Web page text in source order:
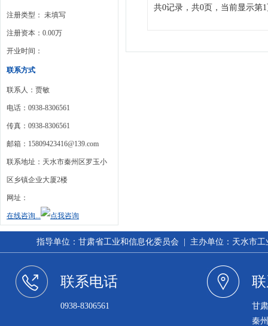
注册类型： 未填写
注册资本：0.00万
开业时间：
联系方式
联系人：贾敏
电话：0938-8306561
传真：0938-8306561
邮箱：15809423416@139.com
联系地址：天水市秦州区罗玉小
区乡镇企业大厦2楼
网址：
在线咨询...
共0记录，共0页，当前显示第
指导单位：甘肃省工业和信息化委员会 | 主办单位：天水市
联系电话
0938-8306561
甘
秦